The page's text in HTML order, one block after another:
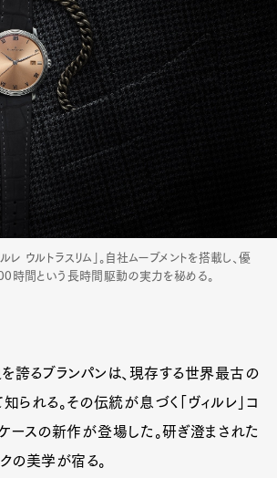
Lifestyle
レ ウルトラスリム」。自社ムーブメントを搭載し、優
時間という長時間駆動の実力を秘める。
誇るブランパンは、現存する世界最古の
られる。その伝統が息づく「ヴィルレ」コ
ースの新作が登場した。研ぎ澄まされた
の美学が宿る。